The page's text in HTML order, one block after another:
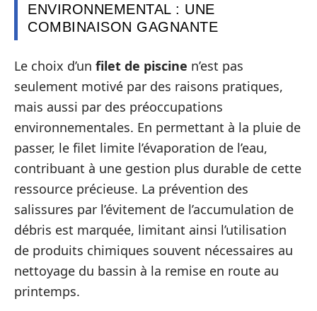
ENVIRONNEMENTAL : UNE
COMBINAISON GAGNANTE
Le choix d’un filet de piscine n’est pas
seulement motivé par des raisons pratiques,
mais aussi par des préoccupations
environnementales. En permettant à la pluie de
passer, le filet limite l’évaporation de l’eau,
contribuant à une gestion plus durable de cette
ressource précieuse. La prévention des
salissures par l’évitement de l’accumulation de
débris est marquée, limitant ainsi l’utilisation
de produits chimiques souvent nécessaires au
nettoyage du bassin à la remise en route au
printemps.